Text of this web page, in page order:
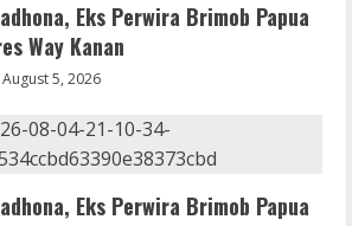
Eks Perwira Brimob Papua
Way Kanan
August 5, 2026
Eks Perwira Brimob Papua
Serialers
MATLAB R2024b Crack exe [Full] x64
Bypass
Serialers
VMware Workstation Portable +